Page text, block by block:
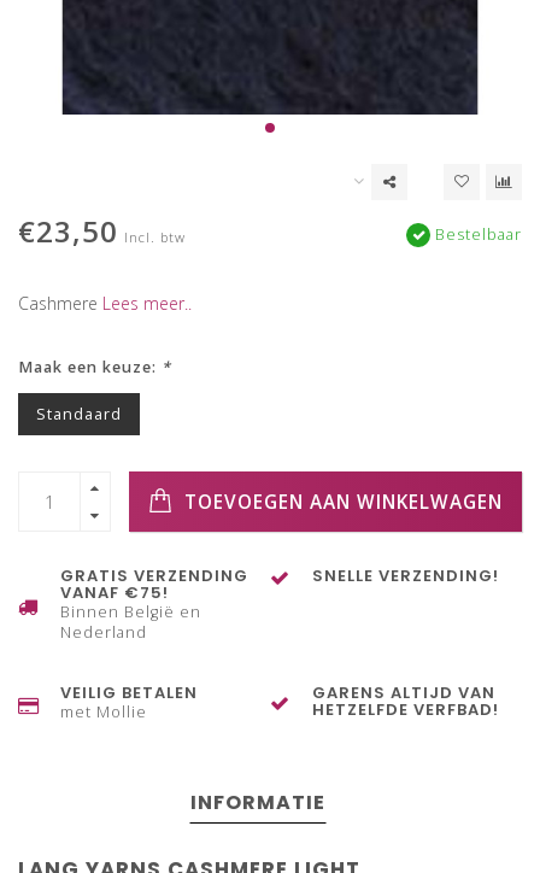
€23,50 Incl. btw Bestelbaar
Cashmere Lees meer..
Maak een keuze: *
Standaard
TOEVOEGEN AAN WINKELWAGEN
GRATIS VERZENDING
VANAF €75!
Binnen België en
Nederland
SNELLE VERZENDING!
VEILIG BETALEN
met Mollie
GARENS ALTIJD VAN
HETZELFDE VERFBAD!
INFORMATIE